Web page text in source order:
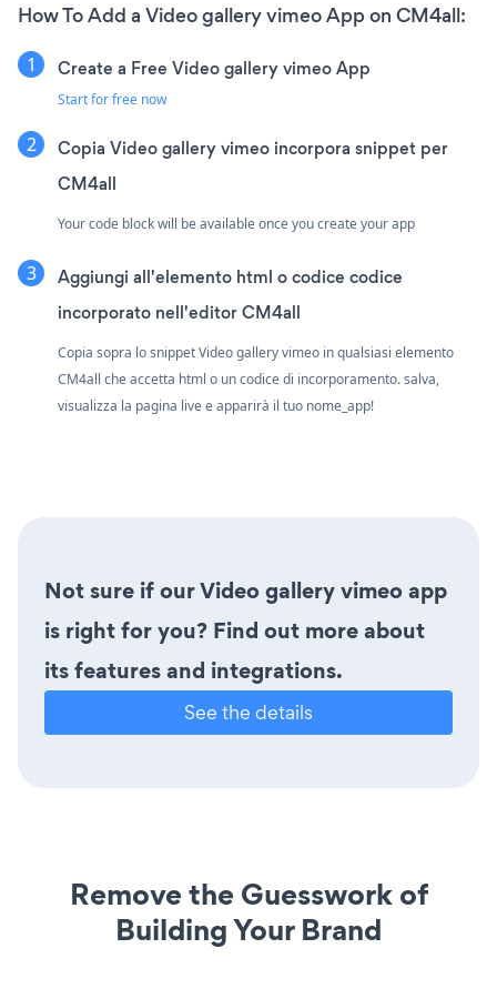
How To Add a Video gallery vimeo App on CM4all:
Create a Free Video gallery vimeo App
Start for free now
Copia Video gallery vimeo incorpora snippet per
CM4all
Your code block will be available once you create your app
Aggiungi all'elemento html o codice codice
incorporato nell'editor CM4all
Copia sopra lo snippet Video gallery vimeo in qualsiasi elemento
CM4all che accetta html o un codice di incorporamento. salva,
visualizza la pagina live e apparirà il tuo nome_app!
Not sure if our Video gallery vimeo app
is right for you? Find out more about
its features and integrations.
See the details
Remove the Guesswork of
Building Your Brand